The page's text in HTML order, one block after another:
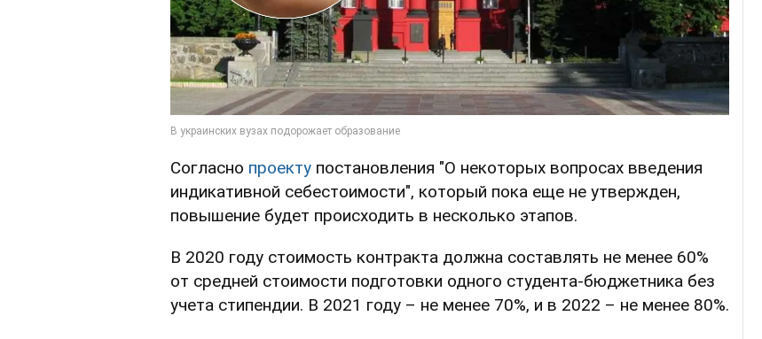
Согласно проекту постановления "О некоторых вопросах введения
индикативной себестоимости", который пока еще не утвержден,
повышение будет происходить в несколько этапов.
В 2020 году стоимость контракта должна составлять не менее 60%
от средней стоимости подготовки одного студента-бюджетника без
учета стипендии. В 2021 году – не менее 70%, и в 2022 – не менее 80%.